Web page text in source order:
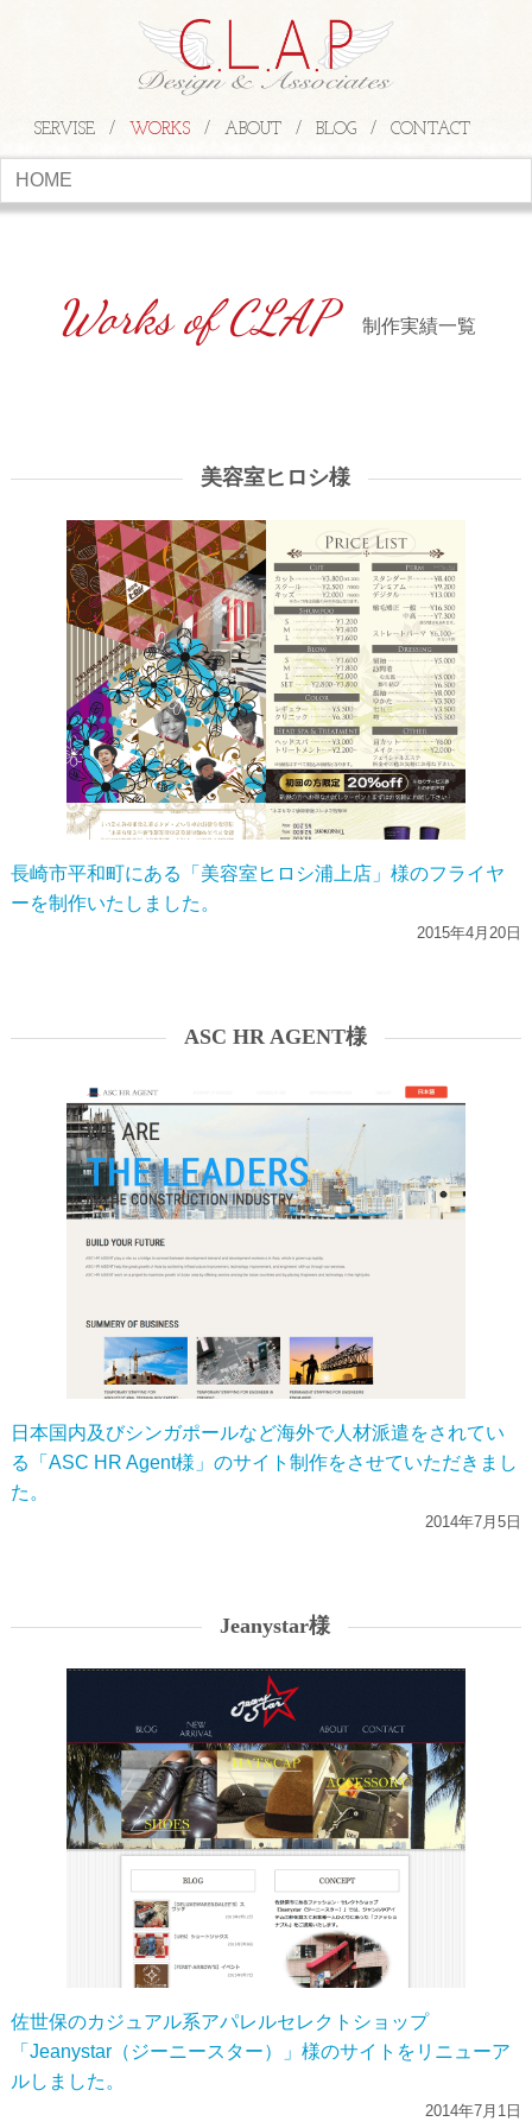
SERVISE WORKS ABOUT BLOG CONTACT
HOME
制作実績一覧
美容室ヒロシ様
長崎市平和町にある「美容室ヒロシ浦上店」様のフライヤ
ーを制作いたしました。
2015年4月20日
ASC HR AGENT様
日本国内及びシンガポールなど海外で人材派遣をされてい
る「ASC HR Agent様」のサイト制作をさせていただきまし
た。
2014年7月5日
Jeanystar様
佐世保のカジュアル系アパレルセレクトショップ
「Jeanystar（ジーニースター）」様のサイトをリニューア
ルしました。
2014年7月1日